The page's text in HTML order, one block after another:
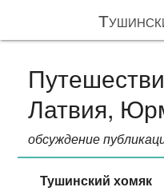
Латвия,
обсуждение
Тушинский хомяк